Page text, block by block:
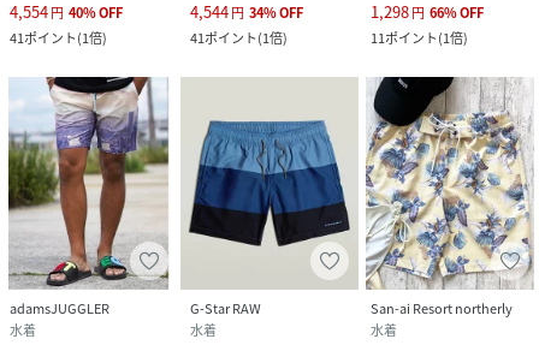
4,554円 40%OFF
41ポイント(1倍)
4,544円 34%OFF
41ポイント(1倍)
1,298円 66%OFF
11ポイント(1倍)
adamsJUGGLER
水着
G-Star RAW
水着
San-ai Resort northerly
水着